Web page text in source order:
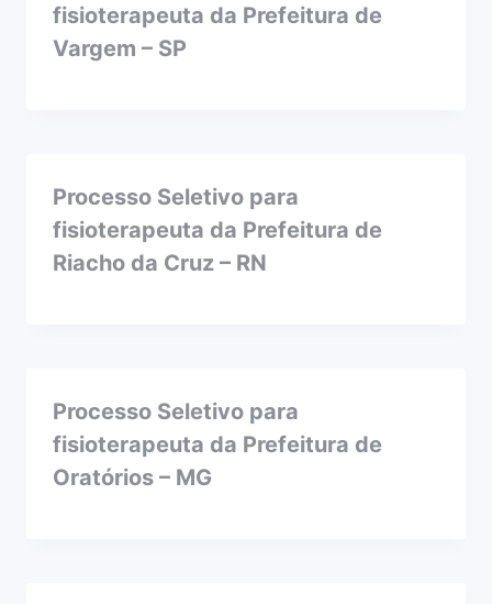
fisioterapeuta da Prefeitura de
Vargem – SP
Processo Seletivo para
fisioterapeuta da Prefeitura de
Riacho da Cruz – RN
Processo Seletivo para
fisioterapeuta da Prefeitura de
Oratórios – MG